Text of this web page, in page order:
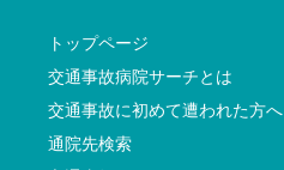
トップページ
交通事故病院サーチとは
交通事故に初めて遭われた方へ
通院先検索